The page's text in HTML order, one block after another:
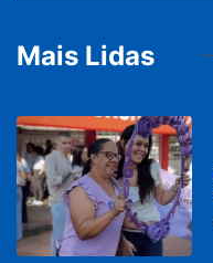
Mais Lidas